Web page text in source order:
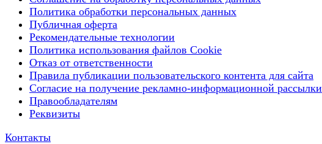
Политика обработки персональных данных
Публичная оферта
Рекомендательные технологии
Политика использования файлов Cookie
Отказ от ответственности
Правила публикации пользовательского контента для сайта
Согласие на получение рекламно-информационной рассылки
Правообладателям
Реквизиты
Контакты